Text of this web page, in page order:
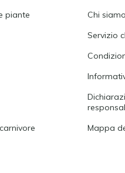
piante
Chi siamo
Servizio
Mappa